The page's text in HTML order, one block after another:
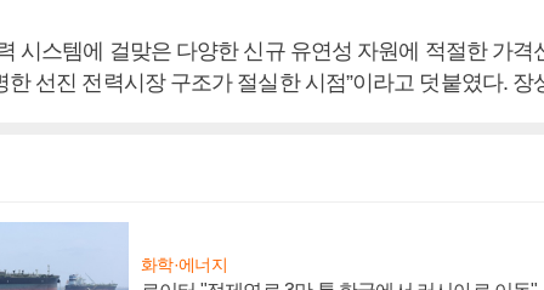
시스템에 걸맞은 다양한 신규 유연성 자원에 적절한 가격
한 선진 전력시장 구조가 절실한 시점”이라고 덧붙였다. 장
화학·에너지